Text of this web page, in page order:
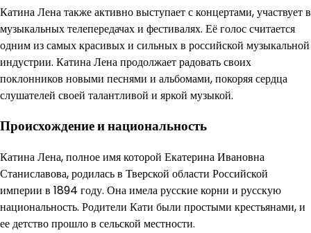
Катина Лена также активно выступает с концертами, участвует в
музыкальных телепередачах и фестивалях. Её голос считается
одним из самых красивых и сильных в российской музыкальной
индустрии. Катина Лена продолжает радовать своих
поклонников новыми песнями и альбомами, покоряя сердца
слушателей своей талантливой и яркой музыкой.
Происхождение и национальность
Катина Лена, полное имя которой Екатерина Ивановна
Станиславова, родилась в Тверской области Российской
империи в 1894 году. Она имела русские корни и русскую
национальность. Родители Кати были простыми крестьянами, и
ее детство прошло в сельской местности.